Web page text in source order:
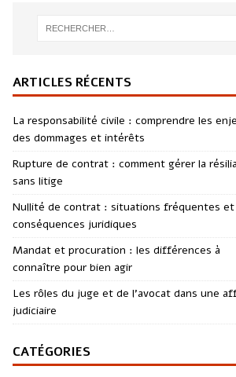
ARTICLES RÉCENTS
La responsabilité civile : comprendre les
des dommages et intérêts
Rupture de contrat : comment gérer la
sans litige
Nullité de contrat : situations fréquentes et
conséquences juridiques
Mandat et procuration : les différences à
connaître pour bien agir
Les rôles du juge et de l’avocat dans une
judiciaire
CATÉGORIES